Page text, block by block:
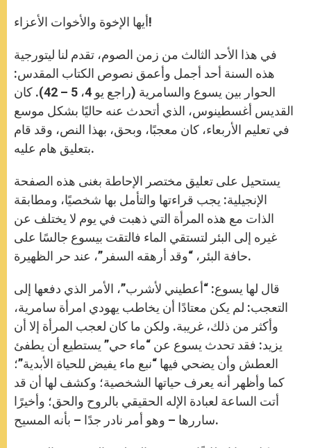
أيها الإخوة والأخوات الأعزاء!
في هذا الأحد الثالث من زمن الصوم، تقدم لنا ليتورجية
هذه السنة أحد أجمل وأعمق نصوص الكتاب المقدس:
الحوار بين يسوع والسامرية (راجع يو 4، 5 – 42). كان
القديس أغسطينوس، الذي أتحدث عنه حاليًا بشكل موسع
في تعليم الأربعاء، كان معجبًا، وبحق، بهذا النص، وقد قام
بتعليق هام عليه.
يستحيل على تعليق مختصر الإحاطة بغنى هذه الصفحة
الإنجيلية: يجب قراءتها والتأمل بها شخصيًا، ومطابقة
الذات مع هذه المرأة التي ذهبت في يوم لا يختلف عن
غيره إلى البئر لتستقي الماء فالتقت بيسوع جالسًا على
حافة البئر، “وقد أرهقه السفر”، عند حر الظهيرة.
قال لها يسوع: “أعطيني لأشرب”، الأمر الذي دفعها إلى
التعجب: لم يكن معتادًا أن يخاطب يهودي امرأة سامرية،
وأكثر من ذلك، غريبة. ولكن ما كان لعجب المرأة إلا أن
يزيد: فقد تحدث يسوع عن “ماء حي” يستطيع أن يطفئ
العطش وأن يضحي فيها “نبع ماء يفيض للحياة الأبدية”؛
كما وأظهر أنه يعرف حياتها الشخصية؛ وكشف لها أن قد
أتت الساعة لعبادة الإله الحقيقي بالروح والحق؛ وأخيرًا
ساررها – وهو أمر نادر جدًا – بأنه المسيح.